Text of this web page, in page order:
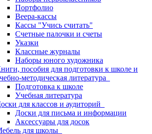
Портфолио
Веера-кассы
Кассы "Учись считать"
Счетные палочки и счеты
Указки
Классные журналы
Наборы юного художника
пособия для подготовки к школе и
методическая литература
Подготовка к школе
Учебная литература
для классов и аудиторий
Доски для письма и информации
Аксессуары для досок
для школы